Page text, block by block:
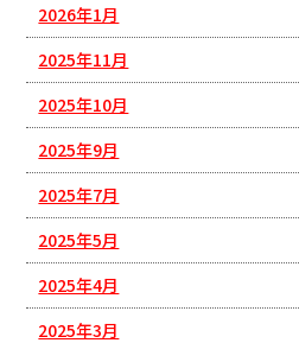
2026年1月
2025年11月
2025年10月
2025年9月
2025年7月
2025年5月
2025年4月
2025年3月